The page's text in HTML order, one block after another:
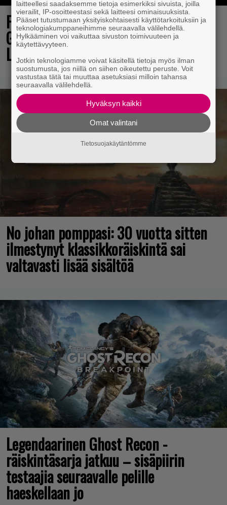
Final Fantasy VII Revelation näytillä
Gamescom-messujen Opening Night
Live -tapahtumassa
No johan pomppasi: 30 vuotta sitten
ilmestynyt klassikkoräiskintä sai
valtavasti lisää sisältöä
Legendaarinen Ghost Recon -
räiskintäsarja jatkuu – sisäpiirin
testaajia seuraavalle pelille
haeskellaan jo
laitteellesi saadaksemme tietoja esimerkiksi sivuista, joilla
vierailit, IP-osoitteestasi sekä laitteesi ominaisuuksista.
Pääset tutustumaan yksityiskohtaisesti käyttötarkoituksiin ja
teknologiakumppaneihimme seuraavalla välilehdellä.
Hylkääminen voi vaikuttaa sivuston toimivuuteen ja
käytettävyyteen.
Jotkin teknologiamme voivat käsitellä tietoja myös ilman
suostumusta, jos niillä on siihen oikeutettu peruste. Voit
vastustaa tätä tai muuttaa asetuksiasi milloin tahansa
seuraavalla välilehdellä.
Hyväksyn kaikki
Omat valintani
Tietosuojakäytäntömme